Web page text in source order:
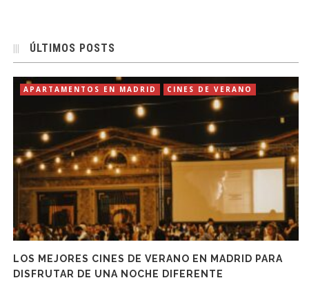
ÚLTIMOS POSTS
APARTAMENTOS EN MADRID CINES DE VERANO
LOS MEJORES CINES DE VERANO EN MADRID PARA
DISFRUTAR DE UNA NOCHE DIFERENTE